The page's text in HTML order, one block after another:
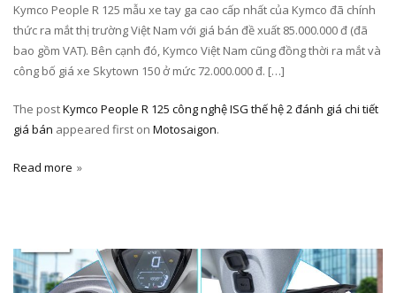
Kymco People R 125 mẫu xe tay ga cao cấp nhất của Kymco đã chính
thức ra mắt thị trường Việt Nam với giá bán đề xuất 85.000.000 đ (đã
bao gồm VAT). Bên cạnh đó, Kymco Việt Nam cũng đồng thời ra mắt và
công bố giá xe Skytown 150 ở mức 72.000.000 đ. […]
The postKymco People R 125 công nghệ ISG thế hệ 2 đánh giá chi tiết
giá bán appeared first on Motosaigon.
Read more